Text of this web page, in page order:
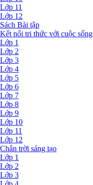
Lớp 11
Lớp 12
Sách Bài tập
Kết nối tri thức với cuộc sống
Lớp 1
Lớp 2
Lớp 3
Lớp 4
Lớp 5
Lớp 6
Lớp 7
Lớp 8
Lớp 9
Lớp 10
Lớp 11
Lớp 12
Chân trời sáng tạo
Lớp 1
Lớp 2
Lớp 3